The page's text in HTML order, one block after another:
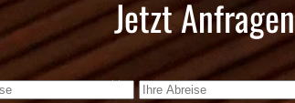
Jetzt Anfragen